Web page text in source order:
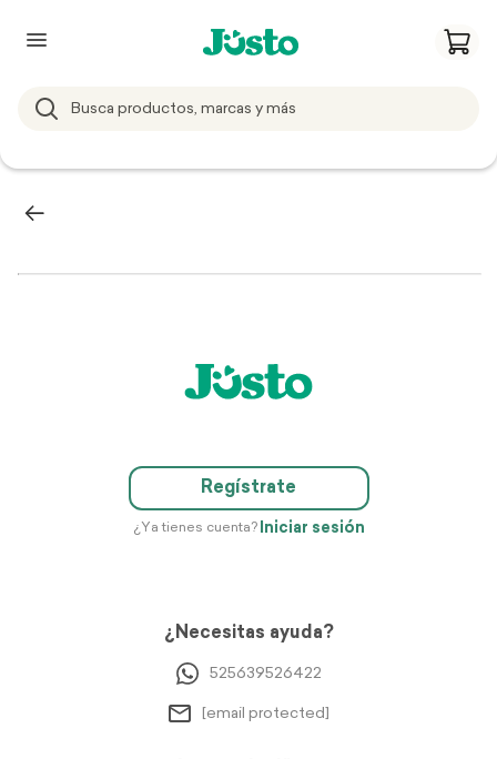
Regístrate
¿Ya tienes cuenta? Iniciar sesión
¿Necesitas ayuda?
525639526422
[email protected]